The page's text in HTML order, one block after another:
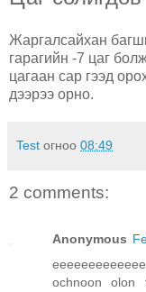
Жаргалсайхан
гарагийн -7 цаг
цагаан сар гээд
дээрээ орно.
Test огноо 08:49
2 comments:
Anonymous
ochnoon olon